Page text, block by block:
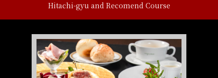
Hitachi-gyu and Recomend Course